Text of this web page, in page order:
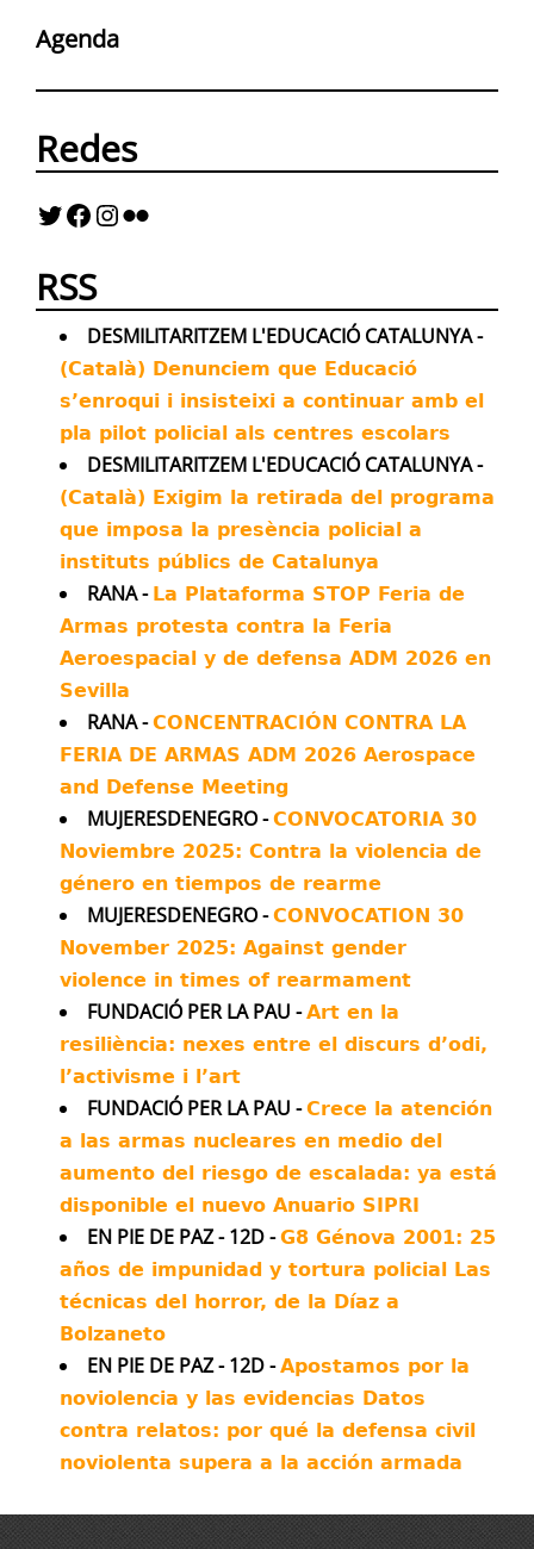
AvatarKenneth Roth
Almost all asylum applications by
16 21 Twitter
Antimilitaristes MOC València Retuiteado
Avatar Ben van der Merwe @_bvdm · 16 Jul
It's four and a half months since the
Minab school bombing.
We've been investigating.
Experts told us all the evidence points to
US responsibility, and a Pentagon source
told us their investigation blames "human
error".
Our findings show the scale of the
intelligence failure.
429 1402
AvatarPasquale Pugliese @pasqpugliese · 16 Jul
Mentre #Marcon dice ai giovani europei
di essere "pronti a versare il sangue", la
meglio gioventù tedesca rifiuta la divisa e fa
#obiezionedicoscienza.
E quella italiana?
Può firmare qui la legge popolare per la
#Difesacivile non armata e nonviolenta:
https://firmereferendum.giustizia.it/.../
19 21 Twitter
Más...
Agenda
Redes
RSS
DESMILITARITZEM L'EDUCACIÓ CATALUNYA -
(Català) Denunciem que Educació
s’enroqui i insisteixi a continuar amb el
pla pilot policial als centres escolars
DESMILITARITZEM L'EDUCACIÓ CATALUNYA -
(Català) Exigim la retirada del programa
que imposa la presència policial a
instituts públics de Catalunya
RANA - La Plataforma STOP Feria de
Armas protesta contra la Feria
Aeroespacial y de defensa ADM 2026 en
Sevilla
RANA -CONCENTRACIÓN CONTRA LA
FERIA DE ARMAS ADM 2026 Aerospace
and Defense Meeting
MUJERESDENEGRO -CONVOCATORIA 30
Noviembre 2025: Contra la violencia de
género en tiempos de rearme
MUJERESDENEGRO -CONVOCATION 30
November 2025: Against gender
violence in times of rearmament
FUNDACIÓ PER LA PAU -Art en la
resiliència: nexes entre el discurs d’odi,
l’activisme i l’art
FUNDACIÓ PER LA PAU -Crece la atención
a las armas nucleares en medio del
aumento del riesgo de escalada: ya está
disponible el nuevo Anuario SIPRI
EN PIE DE PAZ - 12D -G8 Génova 2001: 25
años de impunidad y tortura policial Las
técnicas del horror, de la Díaz a
Bolzaneto
EN PIE DE PAZ - 12D -Apostamos por la
noviolencia y las evidencias Datos
contra relatos: por qué la defensa civil
noviolenta supera a la acción armada